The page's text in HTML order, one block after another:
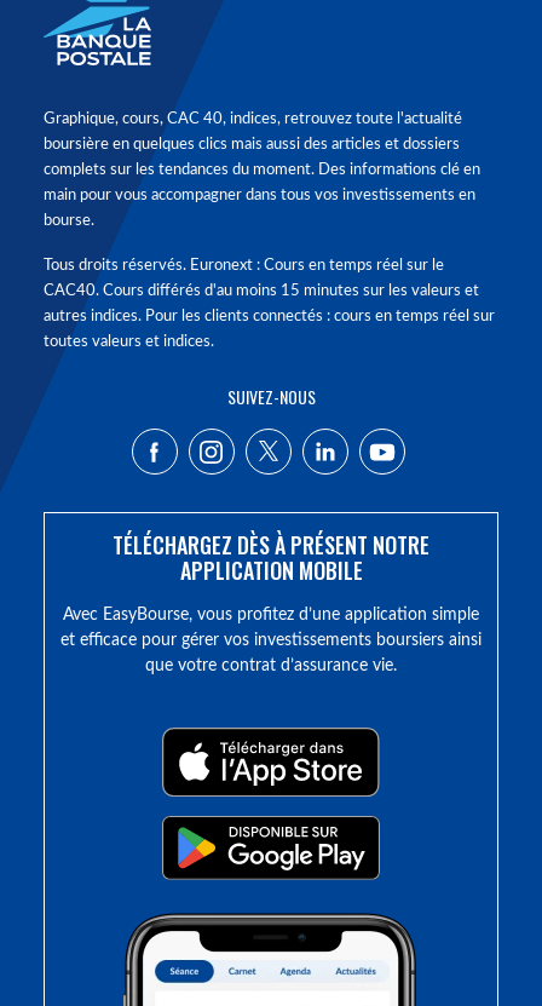
Graphique, cours, CAC 40, indices, retrouvez toute l'actualité
boursière en quelques clics mais aussi des articles et dossiers
complets sur les tendances du moment. Des informations clé en
main pour vous accompagner dans tous vos investissements en
bourse.
Tous droits réservés. Euronext : Cours en temps réel sur le
CAC40. Cours différés d'au moins 15 minutes sur les valeurs et
autres indices. Pour les clients connectés : cours en temps réel sur
toutes valeurs et indices.
SUIVEZ-NOUS
TÉLÉCHARGEZ DÈS À PRÉSENT NOTRE
APPLICATION MOBILE
Avec EasyBourse, vous profitez d’une application simple
et efficace pour gérer vos investissements boursiers ainsi
que votre contrat d’assurance vie.